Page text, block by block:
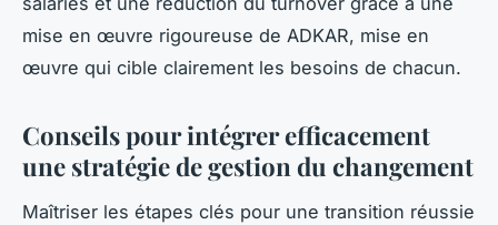
mise en œuvre rigoureuse de ADKAR, mise en
œuvre qui cible clairement les besoins de chacun.
Conseils pour intégrer efficacement
une stratégie de gestion du changement
Maîtriser les étapes clés pour une transition réussie